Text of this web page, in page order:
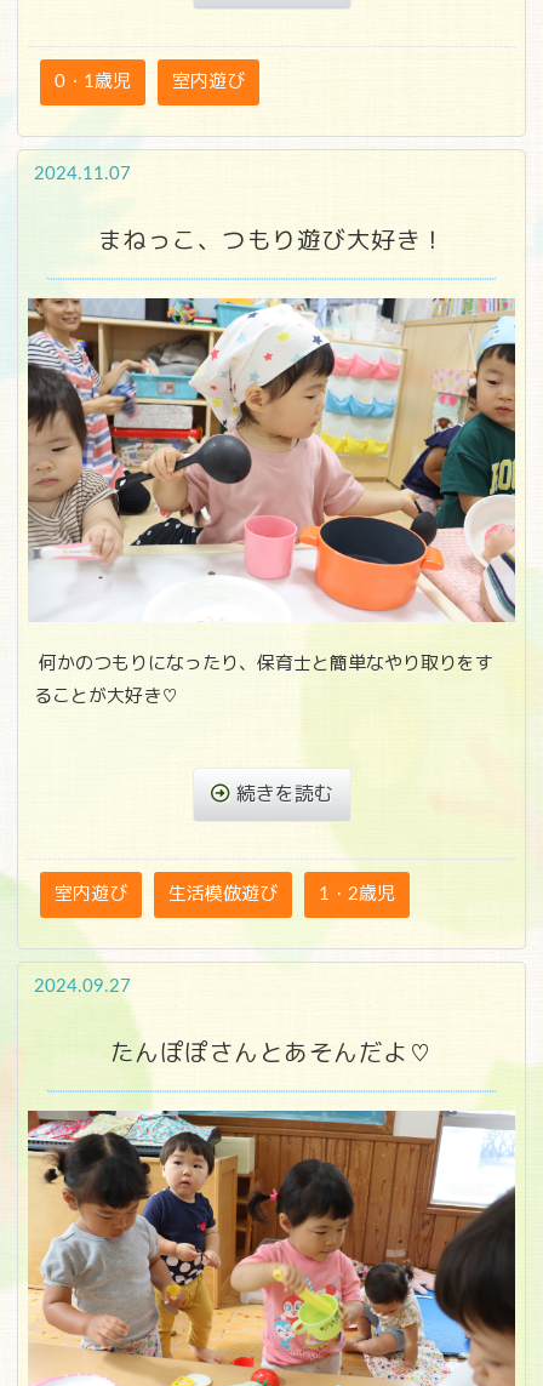
0・1歳児 室内遊び
2024.11.07
まねっこ、つもり遊び大好き！
何かのつもりになったり、保育士と簡単なやり取りをす
ることが大好き♡
続きを読む
室内遊び 生活模倣遊び 1・2歳児
2024.09.27
たんぽぽさんとあそんだよ♡